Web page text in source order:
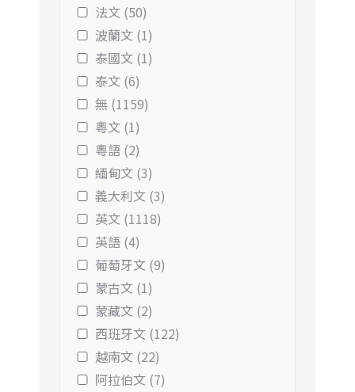
法文 (50)
波蘭文 (1)
泰國文 (1)
泰文 (6)
無 (1159)
粵文 (1)
粵語 (2)
緬甸文 (3)
義大利文 (3)
英文 (1118)
英語 (4)
葡萄牙文 (9)
蒙古文 (1)
蒙藏文 (2)
西班牙文 (122)
越南文 (22)
阿拉伯文 (7)